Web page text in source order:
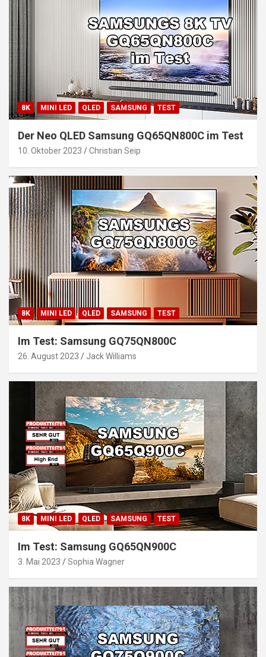
8K MINI LED QLED SAMSUNG TEST
Der Neo QLED Samsung GQ65QN800C im Test
10. Oktober 2023 Christian Seip
8K MINI LED QLED SAMSUNG TEST
Im Test: Samsung GQ75QN800C
26. August 2023 Jack Williams
8K MINI LED QLED SAMSUNG TEST
Im Test: Samsung GQ65QN900C
3. Mai 2023 Sophia Wagner